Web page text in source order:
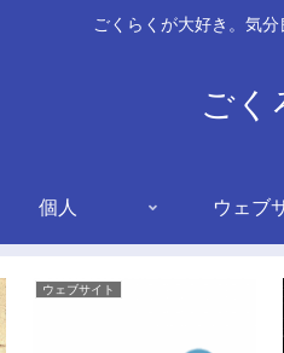
ごくらくが大好き。気分
ごく
個人 ウェブ
ウェブサイト